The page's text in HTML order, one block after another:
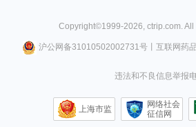
Copyright©1999-2026, ctrip.com.
沪公网备31010502002731号丨 互联网药
违法和不良信息举报
上海市监
网络社会
征信网